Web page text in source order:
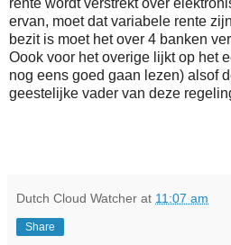
ervan, moet dat variabele rente
bezit is moet het over 4 banken
Oook voor het overige lijkt op het
nog eens goed gaan lezen) alsof
geestelijke vader van deze
Dutch Cloud Watcher at 11:07 am
Share